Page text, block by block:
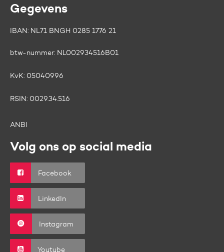
Gegevens
IBAN: NL71 BNGH 0285 1776 21
btw-nummer: NL002934516B01
KvK: 05040996
RSIN: 0029.34.516
ANBI
Volg ons op social media
Facebook
LinkedIn
Instagram
Youtube